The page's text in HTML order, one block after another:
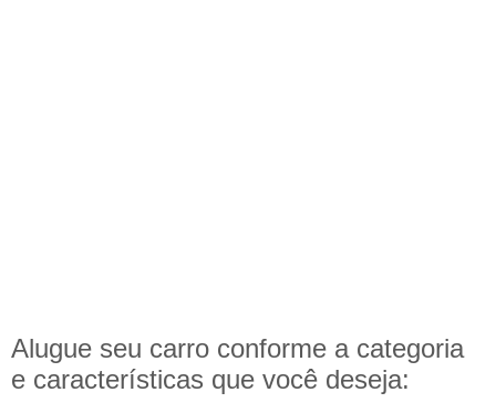
Alugue seu carro conforme a categoria
e características que você deseja: